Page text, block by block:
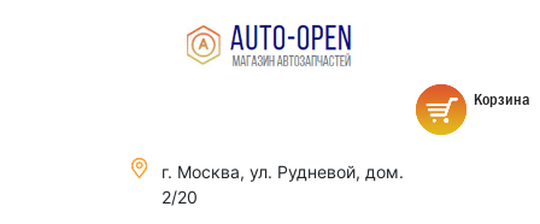
г. Москва, ул. Рудневой, дом.
2/20
Корзина